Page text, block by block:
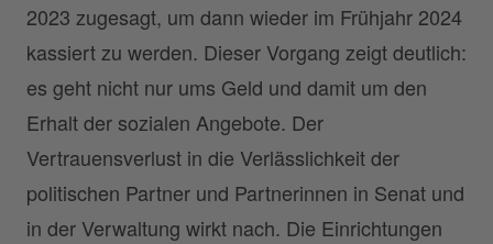
2023 zugesagt, um dann wieder im Frühjahr 2024
kassiert zu werden. Dieser Vorgang zeigt deutlich:
es geht nicht nur ums Geld und damit um den
Erhalt der sozialen Angebote. Der
Vertrauensverlust in die Verlässlichkeit der
politischen Partner und Partnerinnen in Senat und
in der Verwaltung wirkt nach. Die Einrichtungen